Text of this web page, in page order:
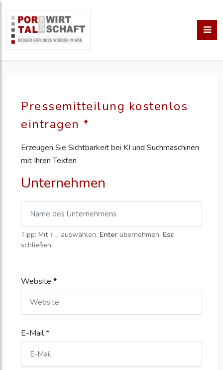
Pressemitteilung kostenlos
eintragen *
Erzeugen Sie Sichtbarkeit bei KI und Suchmaschinen
mit Ihren Texten
Unternehmen
Tipp: Mit ↑ ↓ auswählen, Enter übernehmen, Esc
schließen.
Website *
E-Mail *